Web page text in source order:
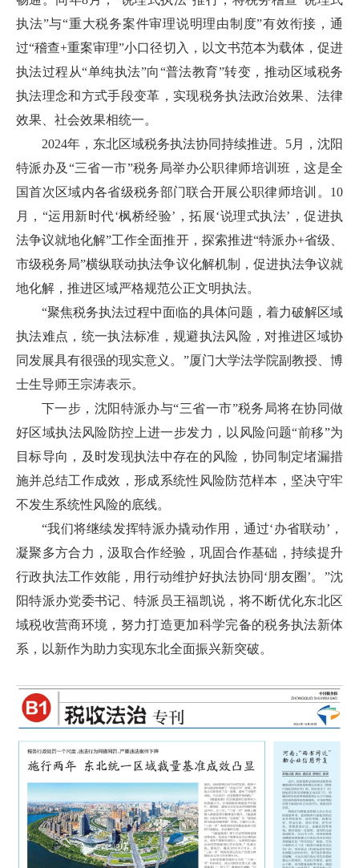
执法”与“重大税务案件审理说明理由制度”有效衔接，通
过“稽查+重案审理”小口径切入，以文书范本为载体，促进
执法过程从“单纯执法”向“普法教育”转变，推动区域税务
执法理念和方式手段变革，实现税务执法政治效果、法律
效果、社会效果相统一。
2024年，东北区域税务执法协同持续推进。5月，沈阳
特派办及“三省一市”税务局举办公职律师培训班，这是全
国首次区域内各省级税务部门联合开展公职律师培训。10
月，“运用新时代‘枫桥经验’，拓展‘说理式执法’，促进执
法争议就地化解”工作全面推开，探索推进“特派办+省级、
市级税务局”横纵联动执法争议化解机制，促进执法争议就
地化解，推进区域严格规范公正文明执法。
“聚焦税务执法过程中面临的具体问题，着力破解区域
执法难点，统一执法标准，规避执法风险，对推进区域协
同发展具有很强的现实意义。”厦门大学法学院副教授、博
士生导师王宗涛表示。
下一步，沈阳特派办与“三省一市”税务局将在协同做
好区域执法风险防控上进一步发力，以风险问题“前移”为
目标导向，及时发现执法中存在的风险，协同制定堵漏措
施并总结工作成效，形成系统性风险防范样本，坚决守牢
不发生系统性风险的底线。
“我们将继续发挥特派办撬动作用，通过‘办省联动’，
凝聚多方合力，汲取合作经验，巩固合作基础，持续提升
行政执法工作效能，用行动维护好执法协同‘朋友圈’。”沈
阳特派办党委书记、特派员王福凯说，将不断优化东北区
域税收营商环境，努力打造更加科学完备的税务执法新体
系，以新作为助力实现东北全面振兴新突破。